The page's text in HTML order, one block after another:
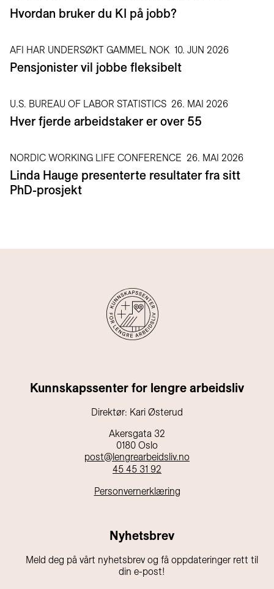
Hvordan bruker du KI på jobb?
AFI HAR UNDERSØKT GAMMEL NOK 10. JUN 2026
Pensjonister vil jobbe fleksibelt
U.S. BUREAU OF LABOR STATISTICS 26. MAI 2026
Hver fjerde arbeidstaker er over 55
NORDIC WORKING LIFE CONFERENCE 26. MAI 2026
Linda Hauge presenterte resultater fra sitt
PhD-prosjekt
Kunnskapssenter for lengre arbeidsliv
Direktør: Kari Østerud
Akersgata 32
0180 Oslo
post@lengrearbeidsliv.no
45 45 31 92
Personvernerklæring
Nyhetsbrev
Meld deg på vårt nyhetsbrev og få oppdateringer rett til
din e-post!